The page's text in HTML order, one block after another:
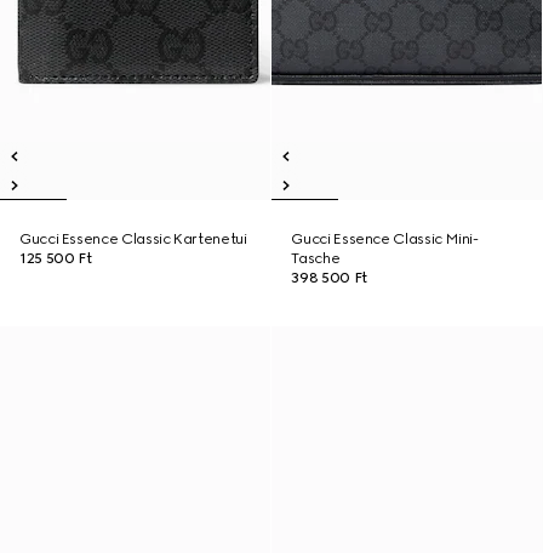
Gucci Essence Classic Kartenetui
125 500 Ft
Gucci Essence Classic Mini-
Tasche
398 500 Ft